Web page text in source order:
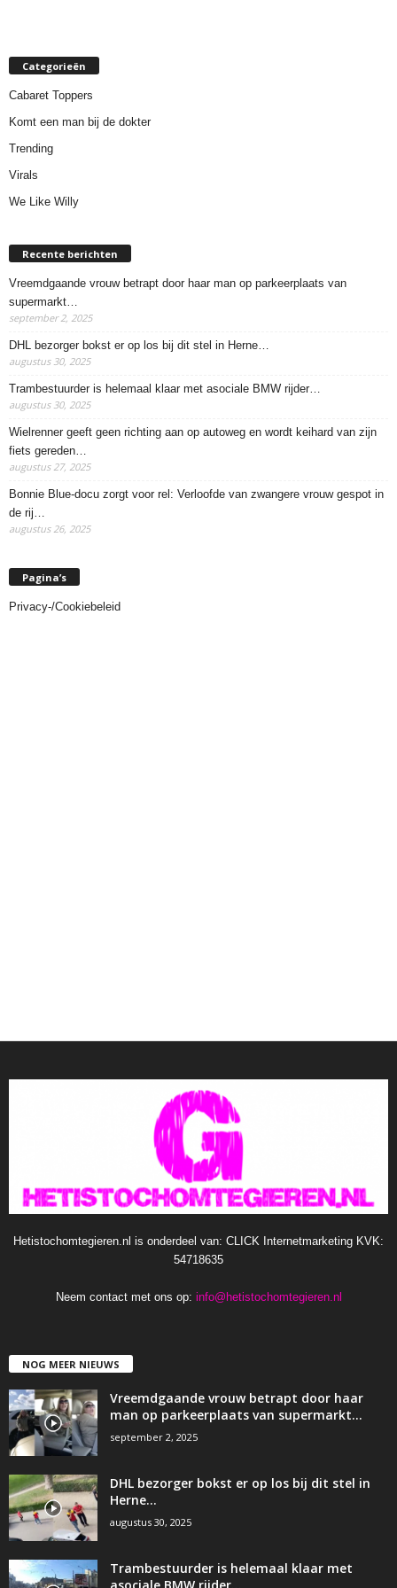
Categorieën
Cabaret Toppers
Komt een man bij de dokter
Trending
Virals
We Like Willy
Recente berichten
Vreemdgaande vrouw betrapt door haar man op parkeerplaats van
supermarkt…
september 2, 2025
DHL bezorger bokst er op los bij dit stel in Herne…
augustus 30, 2025
Trambestuurder is helemaal klaar met asociale BMW rijder…
augustus 30, 2025
Wielrenner geeft geen richting aan op autoweg en wordt keihard van zijn
fiets gereden…
augustus 27, 2025
Bonnie Blue-docu zorgt voor rel: Verloofde van zwangere vrouw gespot in
de rij…
augustus 26, 2025
Pagina’s
Privacy-/Cookiebeleid
Hetistochomtegieren.nl is onderdeel van: CLICK Internetmarketing KVK:
54718635
Neem contact met ons op: info@hetistochomtegieren.nl
NOG MEER NIEUWS
Vreemdgaande vrouw betrapt door haar
man op parkeerplaats van supermarkt…
september 2, 2025
DHL bezorger bokst er op los bij dit stel in
Herne…
augustus 30, 2025
Trambestuurder is helemaal klaar met